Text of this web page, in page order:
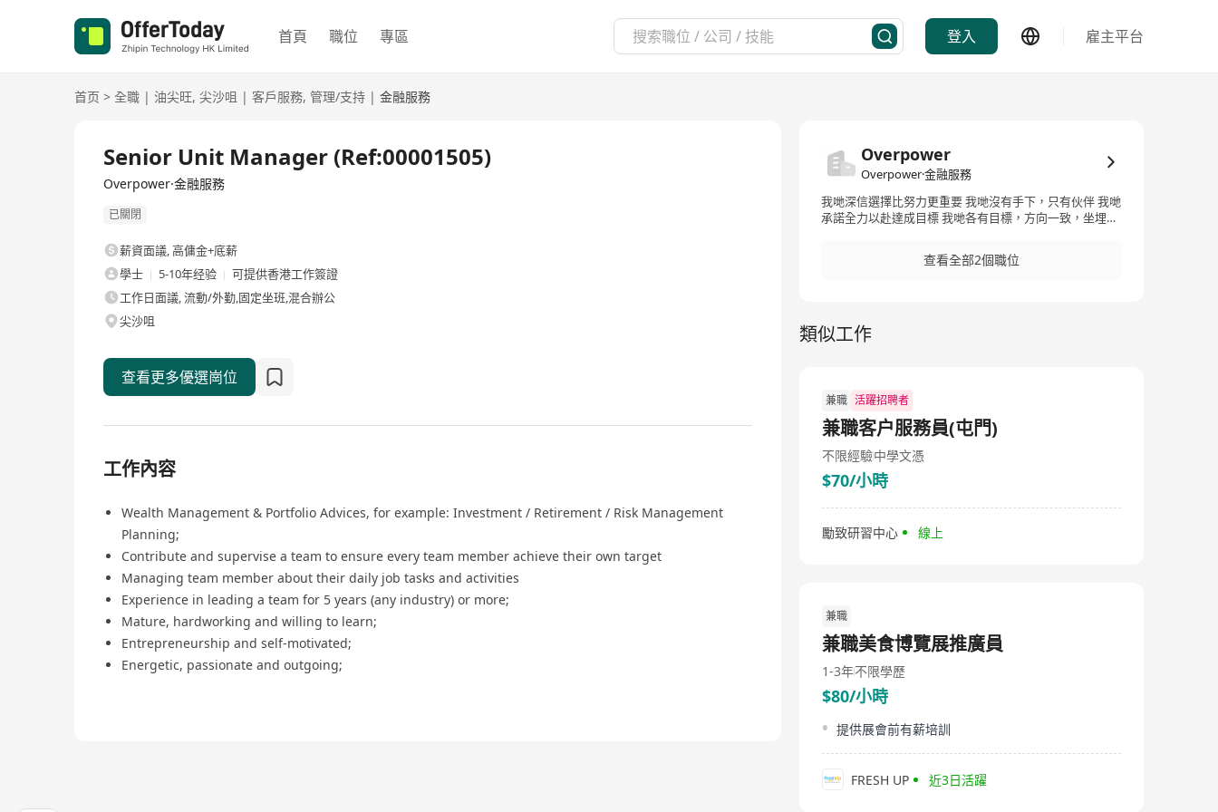
首頁 職位 專區 登入 雇主平台
首页 > 全職 | 油尖旺, 尖沙咀 | 客戶服務, 管理/支持 | 金融服務
Senior Unit Manager (Ref:00001505)
Overpower·金融服務
已關閉
薪資面議,高傭金+底薪
學士
5-10年经验
可提供香港工作簽證
工作日面議, 流動/外勤,固定坐班,混合辦公
尖沙咀
查看更多優選崗位
工作內容
Wealth Management & Portfolio Advices, for example: Investment / Retirement / Risk Management
Planning;
Contribute and supervise a team to ensure every team member achieve their own target
Managing team member about their daily job tasks and activities
Experience in leading a team for 5 years (any industry) or more;
Mature, hardworking and willing to learn;
Entrepreneurship and self-motivated;
Energetic, passionate and outgoing;
Overpower
Overpower·金融服務
我哋深信選擇比努力更重要 我哋沒有手下，只有伙伴 我哋
承諾全力以赴達成目標 我哋各有目標，方向一致，坐埋同
悅，有活力嘅團隊 我哋深信團隊會因為有你而有所不同
查看全部2個職位
類似工作
兼職 活躍招聘者
兼職客户服務員(屯門)
不限經驗中學文憑
$70/小時
勵致研習中心 線上
兼職
兼職美食博覽展推廣員
1-3年不限學歷
$80/小時
提供展會前有薪培訓
FRESH UP 近3日活躍